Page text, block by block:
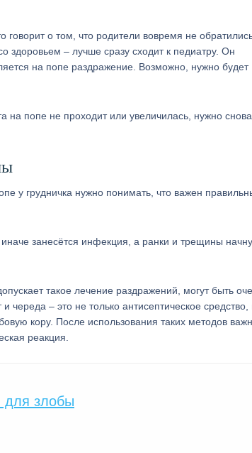
говорит о том, что родители вовремя не
здоровьем – лучше сразу сходит к педиатру. Он
на попе раздражение. Возможно, нужно будет
попе не проходит или увеличилась, нужно снова
у грудничка нужно понимать, что важен
занесётся инфекция, а ранки и трещины
такое лечение раздражений, могут быть
– это не только антисептическое средство,
кору. После использования таких методов
реакция.
для злобы